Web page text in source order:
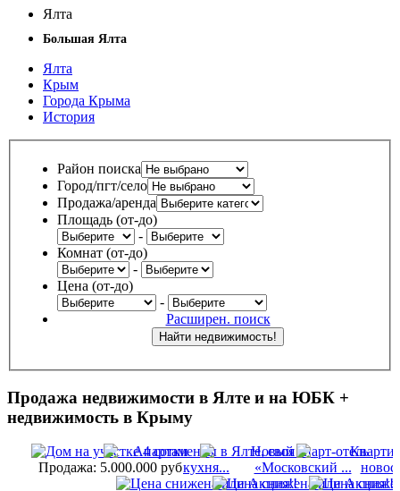
Ялта
Большая Ялта
Ялта
Крым
Города Крыма
История
Район поиска
Город/пгт/село
Продажа/аренда
Площадь (от-до)
-
Комнат (от-до)
-
Цена (от-до)
-
Расширен. поиск
Продажа недвижимости в Ялте и на ЮБК +
недвижимость в Крыму
Продажа: 5.000.000 руб